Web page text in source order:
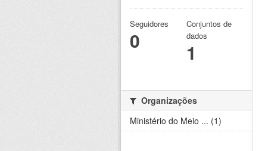
Seguidores
0
Conjuntos de
dados
1
Organizações
Ministério do Meio ... (1)